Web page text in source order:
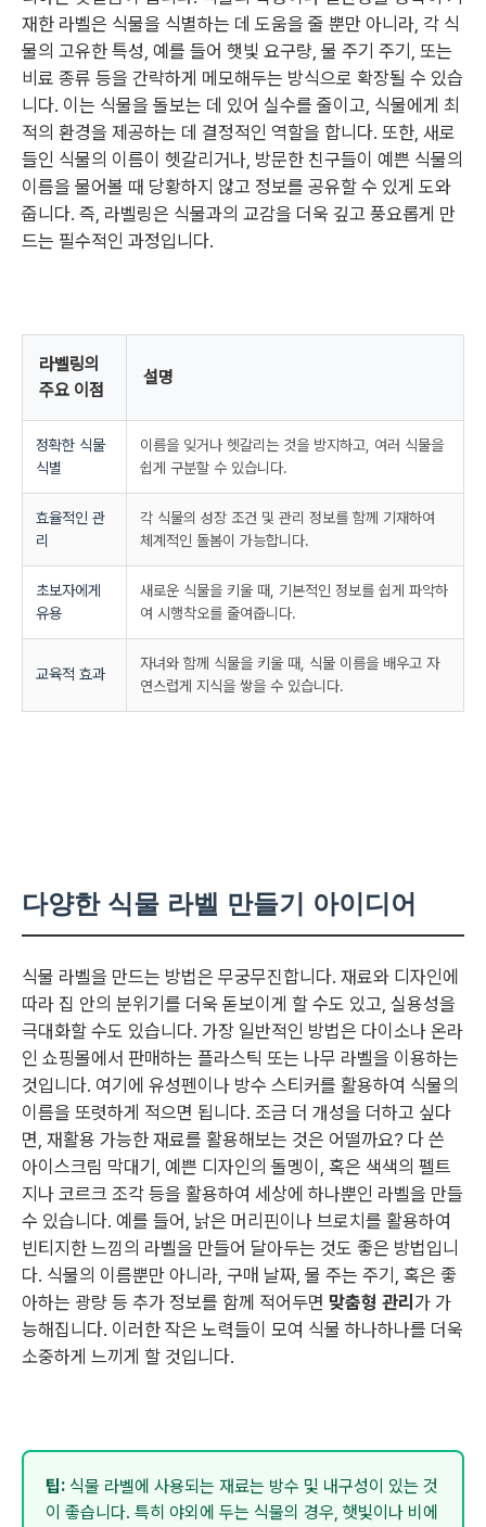
재한 라벨은 식물을 식별하는 데 도움을 줄 뿐만 아니라, 각 식
물의 고유한 특성, 예를 들어 햇빛 요구량, 물 주기 주기, 또는
비료 종류 등을 간략하게 메모해두는 방식으로 확장될 수 있습
니다. 이는 식물을 돌보는 데 있어 실수를 줄이고, 식물에게 최
적의 환경을 제공하는 데 결정적인 역할을 합니다. 또한, 새로
들인 식물의 이름이 헷갈리거나, 방문한 친구들이 예쁜 식물의
이름을 물어볼 때 당황하지 않고 정보를 공유할 수 있게 도와
줍니다. 즉, 라벨링은 식물과의 교감을 더욱 깊고 풍요롭게 만
드는 필수적인 과정입니다.
라벨링의
주요 이점
설명
정확한 식물
식별
이름을 잊거나 헷갈리는 것을 방지하고, 여러 식물을
쉽게 구분할 수 있습니다.
효율적인 관
리
각 식물의 성장 조건 및 관리 정보를 함께 기재하여
체계적인 돌봄이 가능합니다.
초보자에게
유용
새로운 식물을 키울 때, 기본적인 정보를 쉽게 파악하
여 시행착오를 줄여줍니다.
교육적 효과
자녀와 함께 식물을 키울 때, 식물 이름을 배우고 자
연스럽게 지식을 쌓을 수 있습니다.
다양한 식물 라벨 만들기 아이디어
식물 라벨을 만드는 방법은 무궁무진합니다. 재료와 디자인에
따라 집 안의 분위기를 더욱 돋보이게 할 수도 있고, 실용성을
극대화할 수도 있습니다. 가장 일반적인 방법은 다이소나 온라
인 쇼핑몰에서 판매하는 플라스틱 또는 나무 라벨을 이용하는
것입니다. 여기에 유성펜이나 방수 스티커를 활용하여 식물의
이름을 또렷하게 적으면 됩니다. 조금 더 개성을 더하고 싶다
면, 재활용 가능한 재료를 활용해보는 것은 어떨까요? 다 쓴
아이스크림 막대기, 예쁜 디자인의 돌멩이, 혹은 색색의 펠트
지나 코르크 조각 등을 활용하여 세상에 하나뿐인 라벨을 만들
수 있습니다. 예를 들어, 낡은 머리핀이나 브로치를 활용하여
빈티지한 느낌의 라벨을 만들어 달아두는 것도 좋은 방법입니
다. 식물의 이름뿐만 아니라, 구매 날짜, 물 주는 주기, 혹은 좋
아하는 광량 등 추가 정보를 함께 적어두면 맞춤형 관리 가 가
능해집니다. 이러한 작은 노력들이 모여 식물 하나하나를 더욱
소중하게 느끼게 할 것입니다.
팁: 식물 라벨에 사용되는 재료는 방수 및 내구성이 있는 것
이 좋습니다. 특히 야외에 두는 식물의 경우, 햇빛이나 비에